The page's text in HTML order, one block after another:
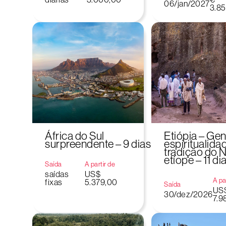
06/jan/2027
África do Sul
surpreendente – 9 dias
Saída
saídas
fixas
A partir de
US$
5.379,00
Etiópia –
tradição do
etíope – 11
Saída
30/dez/2026
A